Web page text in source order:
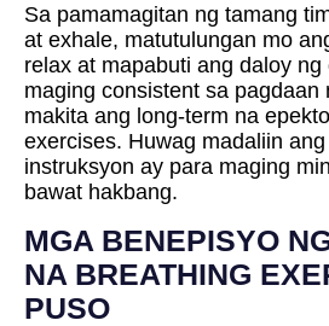
Sa pamamagitan ng tamang
at exhale, matutulungan mo
relax at mapabuti ang daloy ng
maging consistent sa pagdaan
makita ang long-term na
exercises. Huwag madaliin
instruksyon ay para maging
bawat hakbang.
MGA BENEPISYO
NA BREATHING
PUSO